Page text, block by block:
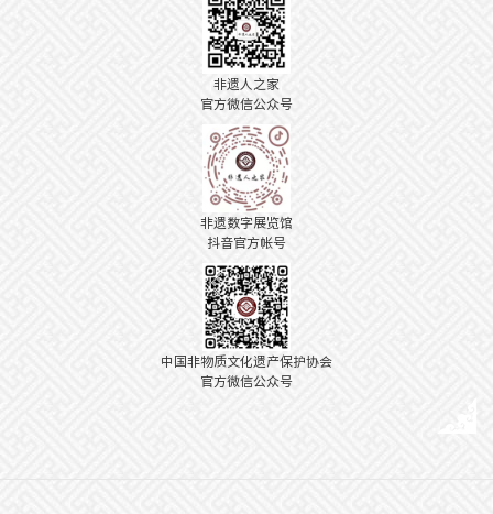
非遗人之家
官方微信公众号
非遗数字展览馆
抖音官方帐号
中国非物质文化遗产保护协会
官方微信公众号